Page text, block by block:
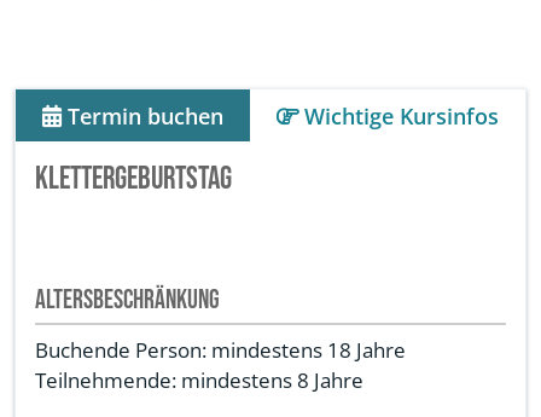
Termin buchen Wichtige Kursinfos
Klettergeburtstag
Altersbeschränkung
Buchende Person: mindestens 18 Jahre
Teilnehmende: mindestens 8 Jahre